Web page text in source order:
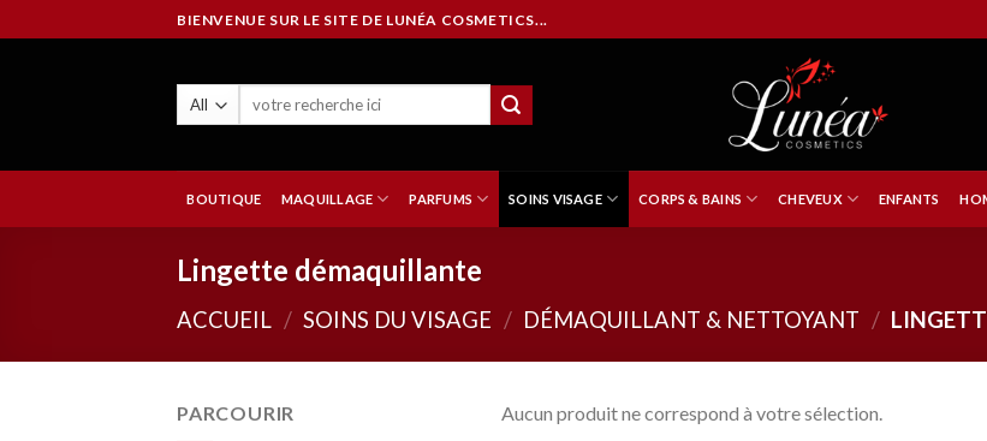
to
BIENVENUE SUR LE SITE DE LUNÉA COSMETICS...
BOUTIQUE MAQUILLAGE PARFUMS SOINS VISAGE CORPS & BAINS CHEVEUX ENFANTS
Lingette démaquillante
ACCUEIL / SOINS DU VISAGE / DÉMAQUILLANT & NETTOYANT /
PARCOURIR Aucun produit ne correspond à votre sélection.